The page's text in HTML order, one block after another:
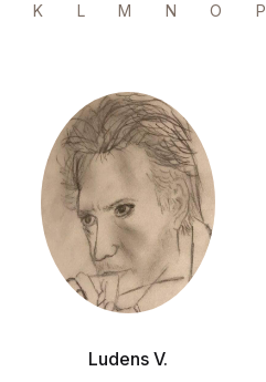
K L M N O P
Ludens V.